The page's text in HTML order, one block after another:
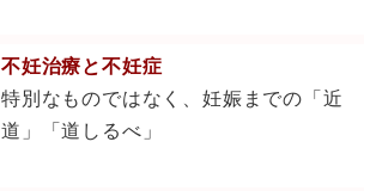
不妊治療と不妊症
特別なものではなく、妊娠までの「近
道」「道しるべ」